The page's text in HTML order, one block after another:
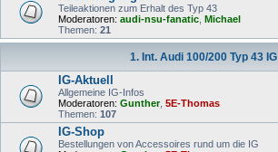
Teileaktionen zum Erhalt des Typ 43
Moderatoren: audi-nsu-fanatic Michael
Themen: 21
1. Int. Audi 100/200 Typ 43 IG
IG-Aktuell
Allgemeine IG-Infos
Moderatoren: Gunther, 5E-Thomas
Themen: 107
IG-Shop
Bestellungen von Accessoires rund um die IG